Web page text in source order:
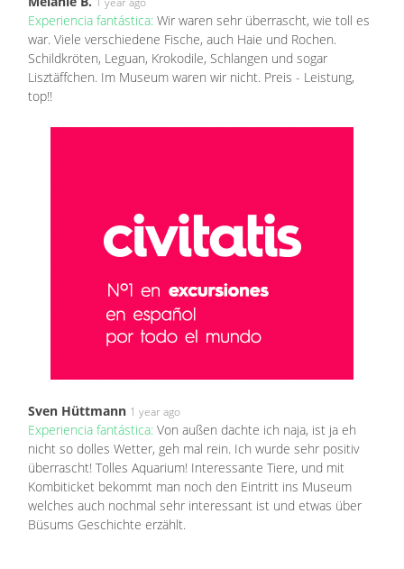
Experiencia fantástica: Wir waren sehr überrascht, wie toll es
war. Viele verschiedene Fische, auch Haie und Rochen.
Schildkröten, Leguan, Krokodile, Schlangen und sogar
Lisztäffchen. Im Museum waren wir nicht. Preis - Leistung,
top!!
Sven Hüttmann 1 year ago
Experiencia fantástica: Von außen dachte ich naja, ist ja eh
nicht so dolles Wetter, geh mal rein. Ich wurde sehr positiv
überrascht! Tolles Aquarium! Interessante Tiere, und mit
Kombiticket bekommt man noch den Eintritt ins Museum
welches auch nochmal sehr interessant ist und etwas über
Büsums Geschichte erzählt.